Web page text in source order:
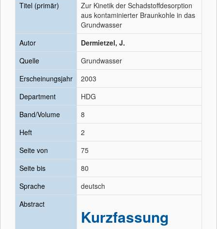
Titel (primär)
Zur Kinetik der Schadstoffdesorption
aus kontaminierter Braunkohle in das
Grundwasser
Autor
Dermietzel, J.
Quelle
Grundwasser
Erscheinungsjahr
2003
Department
HDG
Band/Volume
8
Heft
2
Seite von
75
Seite bis
80
Sprache
deutsch
Abstract
Kurzfassung